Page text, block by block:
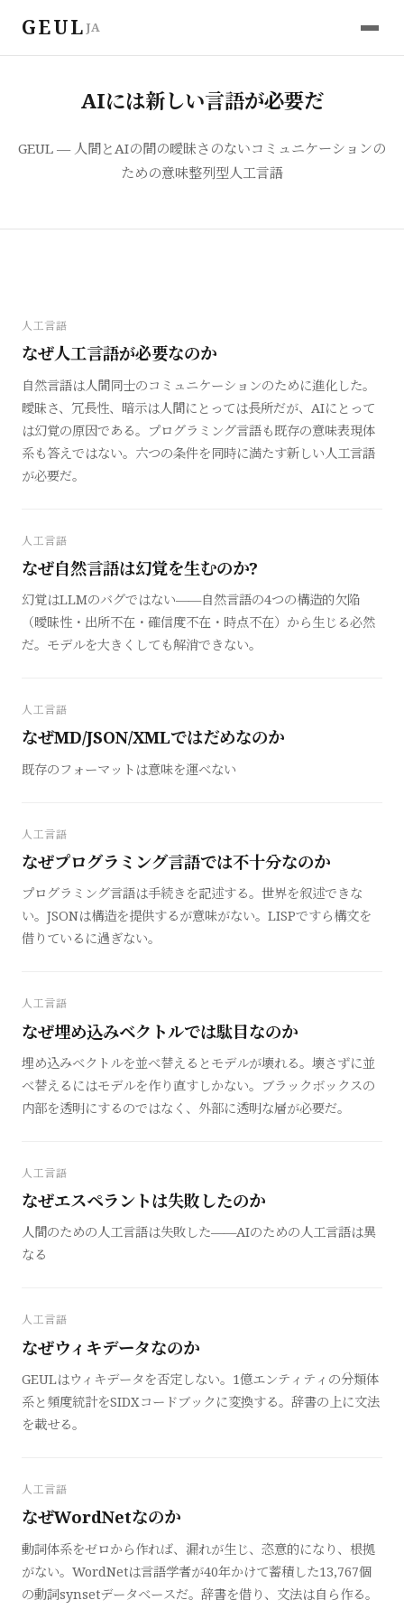
GEUL JA
AIには新しい言語が必要だ
GEUL — 人間とAIの間の曖昧さのないコミュニケーションの
ための意味整列型人工言語
人工言語
なぜ人工言語が必要なのか
自然言語は人間同士のコミュニケーションのために進化した。
曖昧さ、冗長性、暗示は人間にとっては長所だが、AIにとって
は幻覚の原因である。プログラミング言語も既存の意味表現体
系も答えではない。六つの条件を同時に満たす新しい人工言語
が必要だ。
人工言語
なぜ自然言語は幻覚を生むのか?
幻覚はLLMのバグではない——自然言語の4つの構造的欠陥
（曖昧性・出所不在・確信度不在・時点不在）から生じる必然
だ。モデルを大きくしても解消できない。
人工言語
なぜMD/JSON/XMLではだめなのか
既存のフォーマットは意味を運べない
人工言語
なぜプログラミング言語では不十分なのか
プログラミング言語は手続きを記述する。世界を叙述できな
い。JSONは構造を提供するが意味がない。LISPですら構文を
借りているに過ぎない。
人工言語
なぜ埋め込みベクトルでは駄目なのか
埋め込みベクトルを並べ替えるとモデルが壊れる。壊さずに並
べ替えるにはモデルを作り直すしかない。ブラックボックスの
内部を透明にするのではなく、外部に透明な層が必要だ。
人工言語
なぜエスペラントは失敗したのか
人間のための人工言語は失敗した——AIのための人工言語は異
なる
人工言語
なぜウィキデータなのか
GEULはウィキデータを否定しない。1億エンティティの分類体
系と頻度統計をSIDXコードブックに変換する。辞書の上に文法
を載せる。
人工言語
なぜWordNetなのか
動詞体系をゼロから作れば、漏れが生じ、恣意的になり、根拠
がない。WordNetは言語学者が40年かけて蓄積した13,767個
の動詞synsetデータベースだ。辞書を借り、文法は自ら作る。